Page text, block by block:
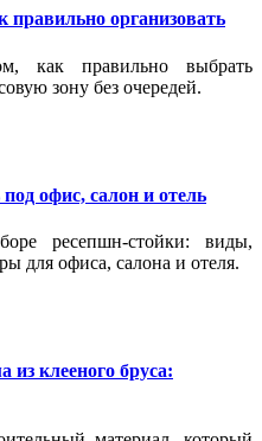
правильно организовать
как правильно выбрать
зону без очередей.
офис, салон и отель
ресепшн-стойки: виды,
для офиса, салона и отеля.
из клееного бруса: